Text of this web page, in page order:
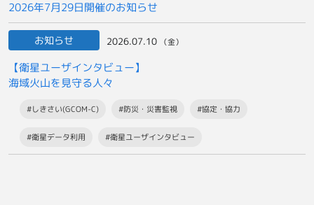
2026年7月29日開催のお知らせ
お知らせ 2026.07.10 （金）
【衛星ユーザインタビュー】
海域火山を見守る人々
#しきさい(GCOM-C) #防災・災害監視 #協定・協力
#衛星データ利用 #衛星ユーザインタビュー